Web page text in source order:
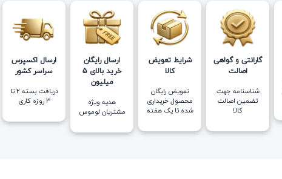
گارانتی و گواهی
اصالت
شناسنامه جهت
تضمین اصالت
کالا
شرایط تعویض
کالا
تعویض رایگان
محصول خریداری
شده تا یک هفته
ارسال رایگان
خرید بالای 5
میلیون
هدیه ویژه
مشتریان لوموس
ارسال اکسپرس
سراسر کشور
دریافت بسته ۲ تا
۳ روزه کاری